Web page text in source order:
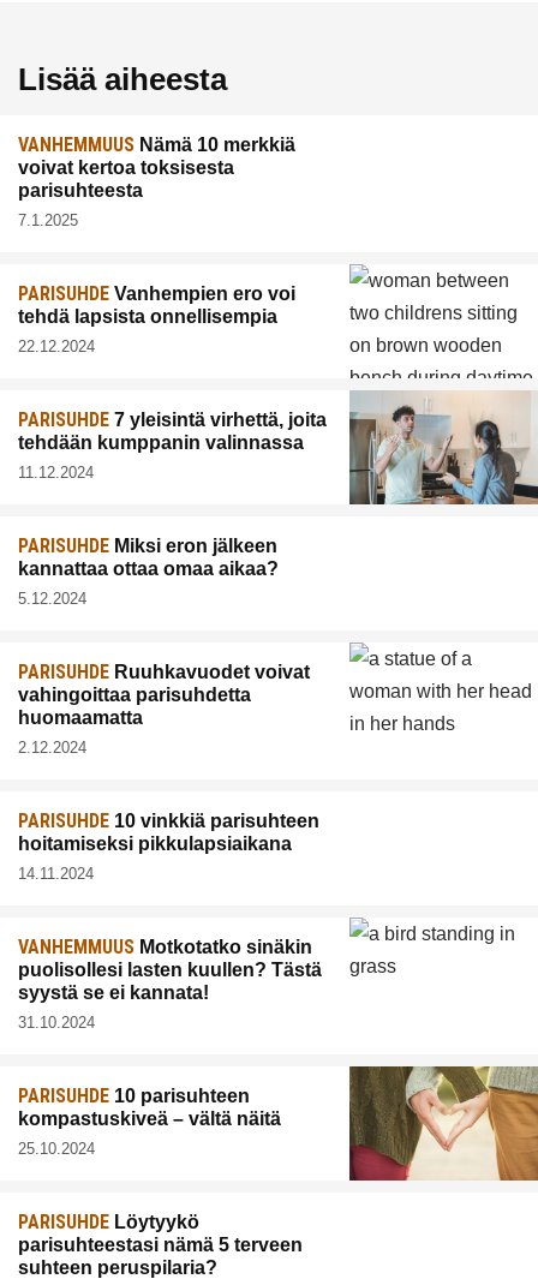
Lisää aiheesta
VANHEMMUUS Nämä 10 merkkiä
voivat kertoa toksisesta
parisuhteesta
7.1.2025
PARISUHDE Vanhempien ero voi
tehdä lapsista onnellisempia
22.12.2024
PARISUHDE 7 yleisintä virhettä, joita
tehdään kumppanin valinnassa
11.12.2024
PARISUHDE Miksi eron jälkeen
kannattaa ottaa omaa aikaa?
5.12.2024
PARISUHDE Ruuhkavuodet voivat
vahingoittaa parisuhdetta
huomaamatta
2.12.2024
PARISUHDE 10 vinkkiä parisuhteen
hoitamiseksi pikkulapsiaikana
14.11.2024
VANHEMMUUS Motkotatko sinäkin
puolisollesi lasten kuullen? Tästä
syystä se ei kannata!
31.10.2024
PARISUHDE 10 parisuhteen
kompastuskiveä – vältä näitä
25.10.2024
PARISUHDE Löytyykö
parisuhteestasi nämä 5 terveen
suhteen peruspilaria?